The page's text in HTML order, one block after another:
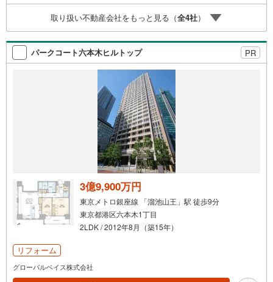
スライトは出金と譲渡はできません。ご案内・詳細な資料
のご請求はお気軽にどうぞ♪お電話でのお問い合わせも常
時受け付けております！お気軽にお問い合わせください。
取り扱い不動産会社をもっと見る（全4社）
パークコート六本木ヒルトップ PR
3億9,900万円
東京メトロ銀座線 「溜池山王」駅 徒歩9分
東京都港区六本木1丁目
2LDK / 2012年8月（築15年）
リフォーム
グローバルベイス株式会社